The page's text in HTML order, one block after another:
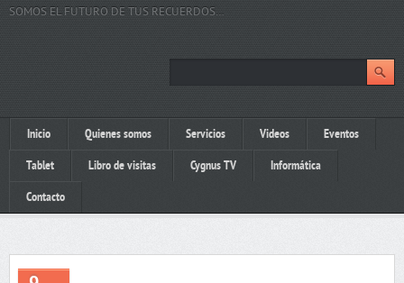
SOMOS EL FUTURO DE TUS RECUERDOS…
Inicio Quienes somos Servicios Videos Eventos
Tablet Libro de visitas Cygnus TV Informática
Contacto